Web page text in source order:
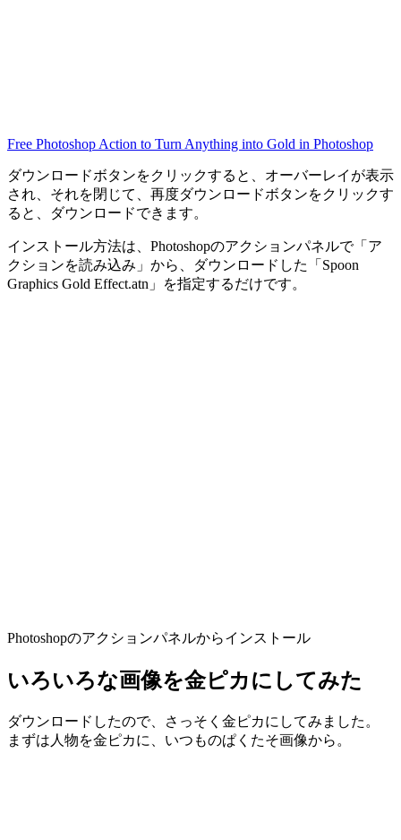
Free Photoshop Action to Turn Anything into Gold in Photoshop
ダウンロードボタンをクリックすると、オーバーレイが表示
され、それを閉じて、再度ダウンロードボタンをクリックす
ると、ダウンロードできます。
インストール方法は、Photoshopのアクションパネルで「ア
クションを読み込み」から、ダウンロードした「Spoon
Graphics Gold Effect.atn」を指定するだけです。
Photoshopのアクションパネルからインストール
いろいろな画像を金ピカにしてみた
ダウンロードしたので、さっそく金ピカにしてみました。
まずは人物を金ピカに、いつものぱくたそ画像から。